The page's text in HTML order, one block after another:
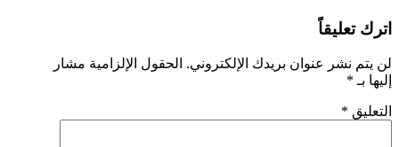
اترك تعليقاً
لن يتم نشر عنوان بريدك الإلكتروني. الحقول الإلزامية مشار
إليها بـ *
التعليق *